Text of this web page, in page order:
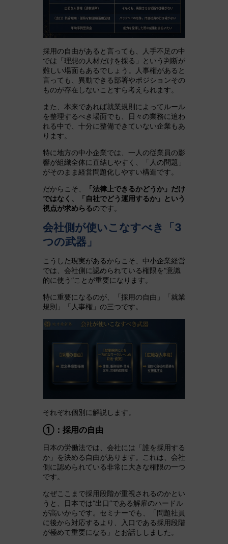
採用の自由があると言っても、人手不足の中
では「理想の人材だけを採る」という判断が
難しい場面もあるでしょう。人事権があると
言っても、異動できる部署やポジションその
ものが存在しないことすら考えられます。
また、本来であれば就業規則によってルール
を整理するべき場面でも、日々の業務に追わ
れる中で、十分に整備できていない企業もあ
ります。
特に地方の中小企業では、一人の従業員の影
響が組織全体に直結しやすく、「人の問題」
がそのまま経営問題化しやすい構造です。
だからこそ、
「法律上できるかどうか」だけ
ではなく、「自社でどう運用するか」という
視点が求めらるのです。
会社側が使いこなすべき「3
つの武器」
こうした現実があるからこそ、中小企業経営
では、会社側に認められている権限を“意識
的に使う”ことが重要になります。
特に重要になるのが、「採用の自由」「就業
規則」「人事権」の三つです。
それぞれ個別に解説します。
①：採用の自由
日本の労働法では、会社には「誰を採用する
か」を決める自由があります。これは、会社
側に認められている非常に大きな権限の一つ
です。
なぜここまで採用段階が重視されるのかとい
うと、日本では“出口”である解雇のハードル
が高いからです。セミナーでも、「問題社員
に後から対応するより、入口である採用段階
が極めて重要になる」とお話ししました。